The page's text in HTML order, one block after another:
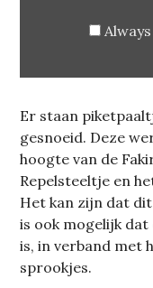
Er staan
gesnoeid. Deze
hoogte van de
Repelsteeltje en
Het kan zijn dat
is ook mogelijk
is, in verband met
sprookjes.